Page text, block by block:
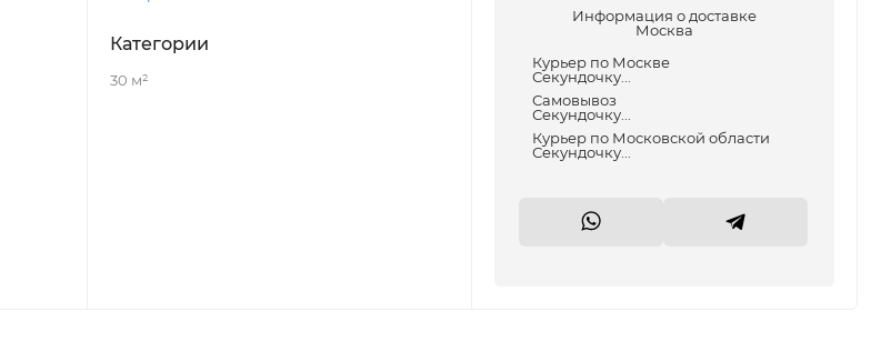
Категории
30 м²
Информация о доставке
Москва
Курьер по Москве
Секундочку...
Самовывоз
Секундочку...
Курьер по Московской области
Секундочку...